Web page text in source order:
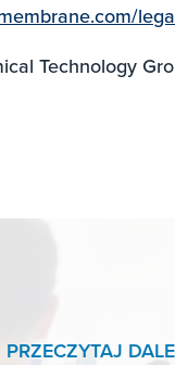
Technology
PRZECZYTAJ